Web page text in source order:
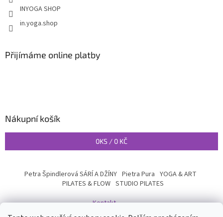
INYOGA SHOP
in.yoga.shop
Přijímáme online platby
Nákupní košík
0KS / 0 KČ
Petra Špindlerová SÁRÍ A DŽÍNY Pietra Pura YOGA & ART
PILATES & FLOW STUDIO PILATES
Kontakt